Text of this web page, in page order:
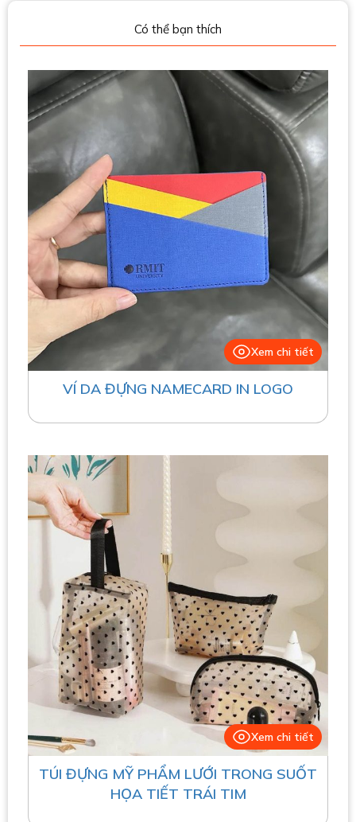
Có thể bạn thích
Xem chi tiết
VÍ DA ĐỰNG NAMECARD IN LOGO
Xem chi tiết
TÚI ĐỰNG MỸ PHẨM LƯỚI TRONG SUỐT
HỌA TIẾT TRÁI TIM